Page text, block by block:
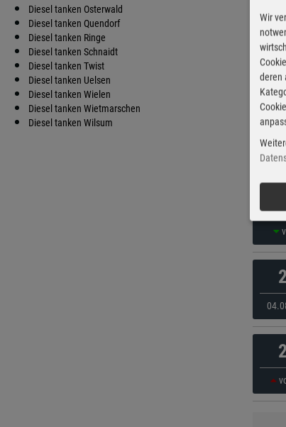
Diesel tanken Osterwald
Diesel tanken Quendorf
Diesel tanken Ringe
Diesel tanken Schnaidt
Diesel tanken Twist
Diesel tanken Uelsen
Diesel tanken Wielen
Diesel tanken Wietmarschen
Diesel tanken Wilsum
Wir
deren